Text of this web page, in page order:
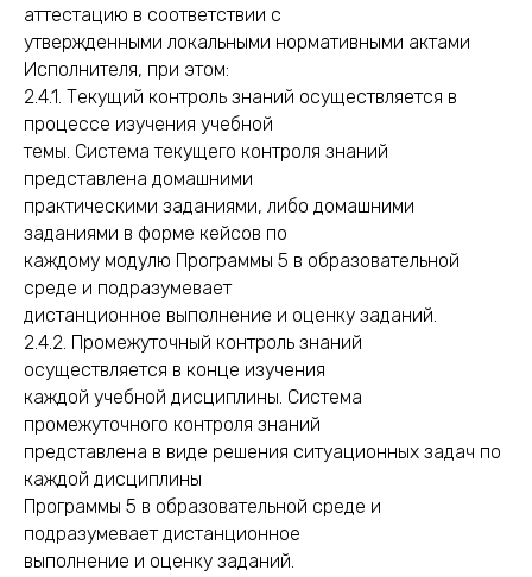
аттестацию в соответствии с
утвержденными локальными нормативными актами
Исполнителя, при этом:
2.4.1. Текущий контроль знаний осуществляется в
процессе изучения учебной
темы. Система текущего контроля знаний
представлена домашними
практическими заданиями, либо домашними
заданиями в форме кейсов по
каждому модулю Программы 5 в образовательной
среде и подразумевает
дистанционное выполнение и оценку заданий.
2.4.2. Промежуточный контроль знаний
осуществляется в конце изучения
каждой учебной дисциплины. Система
промежуточного контроля знаний
представлена в виде решения ситуационных задач по
каждой дисциплины
Программы 5 в образовательной среде и
подразумевает дистанционное
выполнение и оценку заданий.